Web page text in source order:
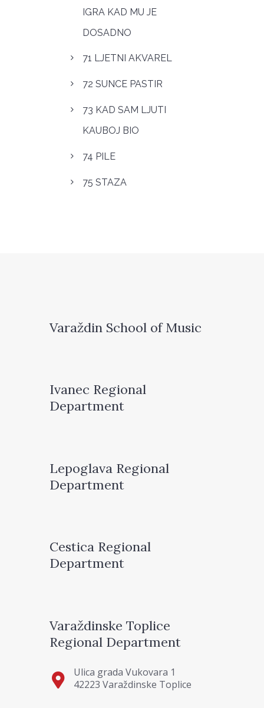
IGRA KAD MU JE
DOSADNO
71 LJETNI AKVAREL
72 SUNCE PASTIR
73 KAD SAM LJUTI
KAUBOJ BIO
74 PILE
75 STAZA
Varaždin School of Music
Ivanec Regional
Department
Lepoglava Regional
Department
Cestica Regional
Department
Varaždinske Toplice
Regional Department
Ulica grada Vukovara 1
42223 Varaždinske Toplice